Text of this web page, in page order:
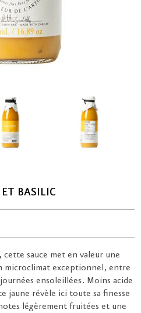
BASILIC
cette sauce met en valeur une
microclimat exceptionnel, entre
ensoleillées. Moins acide
jaune révèle ici toute sa finesse
légèrement fruitées et une